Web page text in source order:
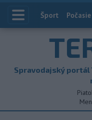
Index
Šport Počasie
Spravodajský